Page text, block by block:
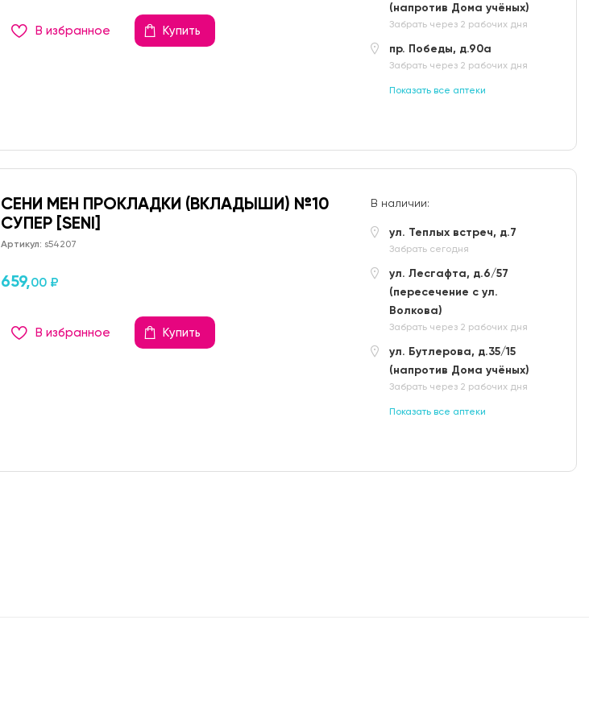
В избранное Купить
(напротив Дома учёных)
Забрать через 2 рабочих дня
пр. Победы, д.90а
Забрать через 2 рабочих дня
Показать все аптеки
СЕНИ МЕН ПРОКЛАДКИ (ВКЛАДЫШИ) №10
СУПЕР [SENI]
Артикул: s54207
659,00 ₽
В избранное Купить
В наличии:
ул. Теплых встреч, д.7
Забрать сегодня
ул. Лесгафта, д.6/57
(пересечение с ул.
Волкова)
Забрать через 2 рабочих дня
ул. Бутлерова, д.35/15
(напротив Дома учёных)
Забрать через 2 рабочих дня
Показать все аптеки